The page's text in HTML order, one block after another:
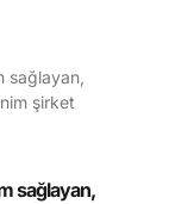
sağlayan,
şirket
sağlayan,